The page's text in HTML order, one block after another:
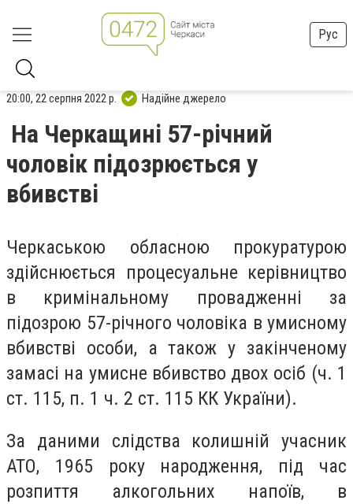
Рус
20:00, 22 серпня 2022 р. Надійне джерело
На Черкащині 57-річний
чоловік підозрюється у
вбивстві
Черкаською обласною прокуратурою
здійснюється процесуальне керівництво
в кримінальному провадженні за
підозрою 57-річного чоловіка в умисному
вбивстві особи, а також у закінченому
замасі на умисне вбивство двох осіб (ч. 1
ст. 115, п. 1 ч. 2 ст. 115 КК України).
За даними слідства колишній учасник
АТО, 1965 року народження, під час
розпиття алкогольних напоїв, в